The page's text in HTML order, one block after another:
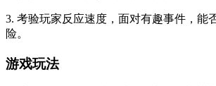
3. 考验玩家反应速度，面对有趣事件，能
险。
游戏玩法